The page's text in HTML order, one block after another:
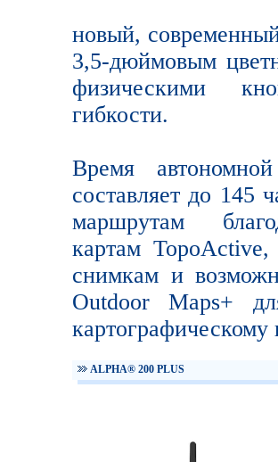
новый,
3,5-дюймовым
физическими
гибкости.
Время
составляет до 145
маршрутам
картам
снимкам и
Outdoor Maps+
ALPHA® 200 PLUS